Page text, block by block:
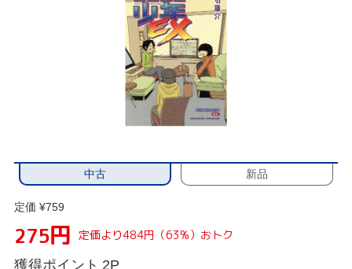
中古 新品
定価 ¥759
275円 定価より484円（63%）おトク
獲得ポイント 2P